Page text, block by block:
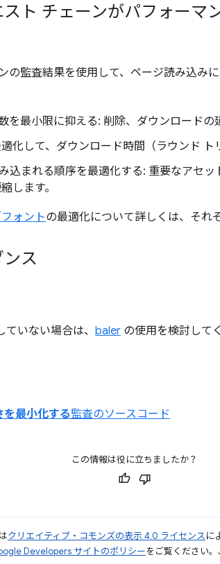
ト チェーンがパフォーマ
の監査結果を使用して、ページ読み込み
を最小限に抑える: 削除、ダウンロードの
化して、ダウンロード時間（ラウンド ト
込まれる順序を最適化する: 重要なアセ
します。
ォントの最適化について詳しくは、それ
ス
いない場合は、 baler の使用を検討して
最小化する監査のソースコード
この情報は役に立ちましたか？
クリエイティブ・コモンズの表示 4.0 ライセンスに
Developers サイトのポリシーをご覧ください